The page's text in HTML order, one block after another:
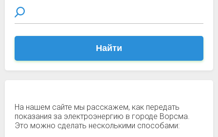
Найти
На нашем сайте мы расскажем, как передать
показания за электроэнергию в городе Ворсма.
Это можно сделать несколькими способами: